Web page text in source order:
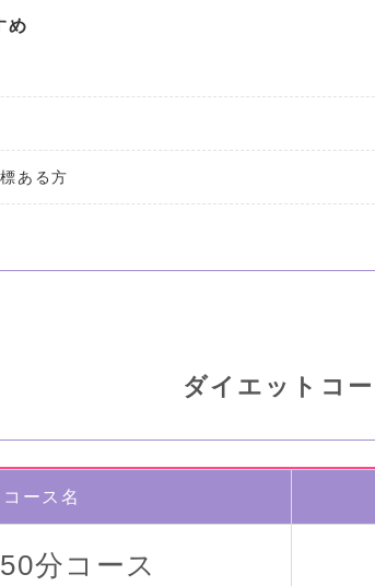
め
ある方
ダイエットコー
コース名
分コース